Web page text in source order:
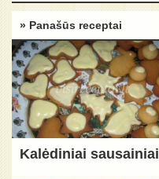
» Panašūs receptai
Kalėdiniai sausainiai